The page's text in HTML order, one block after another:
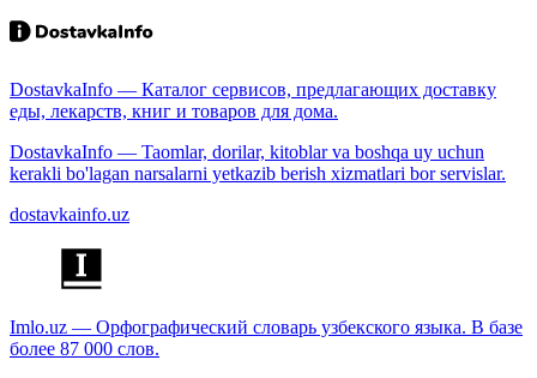
DostavkaInfo — Каталог сервисов, предлагающих доставку
еды, лекарств, книг и товаров для дома.
DostavkaInfo — Taomlar, dorilar, kitoblar va boshqa uy uchun
kerakli bo'lagan narsalarni yetkazib berish xizmatlari bor servislar.
dostavkainfo.uz
Imlo.uz — Орфографический словарь узбекского языка. В базе
более 87 000 слов.